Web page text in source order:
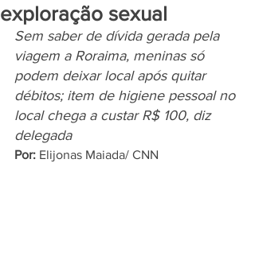
exploração sexual
Sem saber de dívida gerada pela
viagem a Roraima, meninas só
podem deixar local após quitar
débitos; item de higiene pessoal no
local chega a custar R$ 100, diz
delegada
Por: Elijonas Maiada/ CNN